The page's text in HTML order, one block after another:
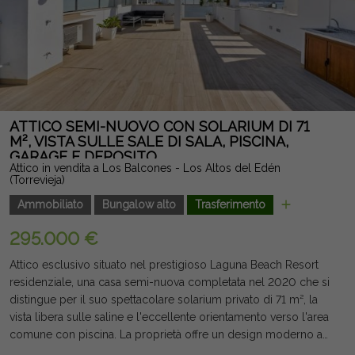
Un'opportunità unica per acquistare una villa con un ampio
terreno, piscina privata e tutti i servizi in una delle zone più
ambite della Costa Blanca. Nota legale: Tasse e costi non
inclusi. Le informazioni fornite sono indicative e non vincolanti
dal punto di vista legale, e possono contenere errori.
ATTICO SEMI-NUOVO CON SOLARIUM DI 71
M², VISTA SULLE SALE DI SALA, PISCINA,
GARAGE E DEPOSITO
Attico in vendita a Los Balcones - Los Altos del Edén
(Torrevieja)
Ammobiliato
Bungalow alto Trasferimento
295.000 €
Attico esclusivo situato nel prestigioso Laguna Beach Resort
residenziale, una casa semi-nuova completata nel 2020 che si
distingue per il suo spettacolare solarium privato di 71 m², la
vista libera sulle saline e l'eccellente orientamento verso l'area
comune con piscina. La proprietà offre un design moderno a